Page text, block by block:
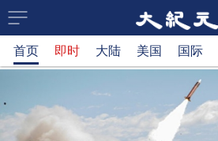
大
纪
元
首页 即时 大陆 美国 国际